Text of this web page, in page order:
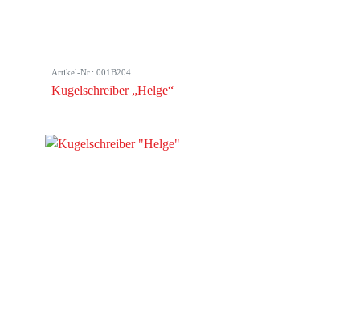
Artikel-Nr.: 001B204
Kugelschreiber „Helge“